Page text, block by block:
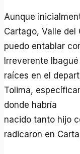
Aunque
Cartago, Valle del
puedo entablar
Irreverente
raíces en el
Tolima,
donde habría
nacido tanto hijo
radicaron en